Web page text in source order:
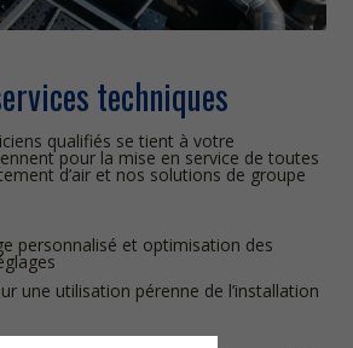
techniques
qualifiés se tient à votre
pour la mise en service de toutes
d’air et nos solutions de groupe
personnalisé et optimisation des
une utilisation pérenne de l’installation